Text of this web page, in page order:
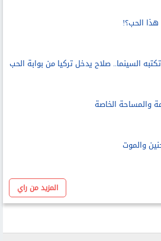
الحب؟!
السينما.. صلاح يدخل تركيا من بوابة الحب
والمساحة الخاصة
والموت
المزيد من راي